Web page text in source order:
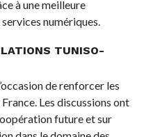
à une meilleure
numériques.
TUNISO-
de renforcer les
Les discussions ont
future et sur